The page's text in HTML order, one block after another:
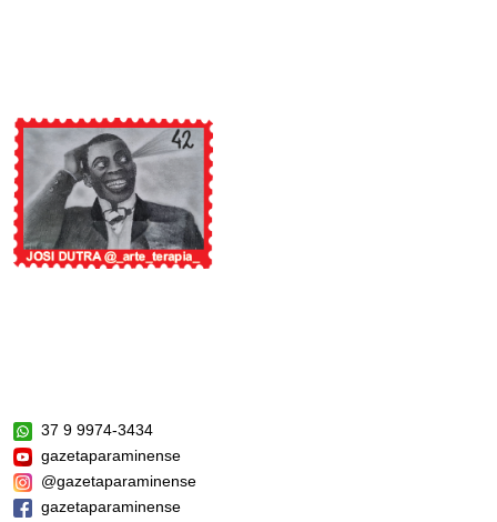
37 9 9974-3434
gazetaparaminense
@gazetaparaminense
gazetaparaminense